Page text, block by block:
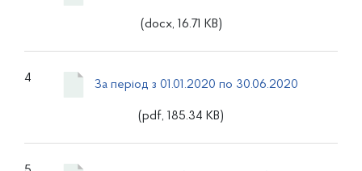
(docx, 16.71 KB)
4 За період з 01.01.2020 по 30.06.2020
(pdf, 185.34 KB)